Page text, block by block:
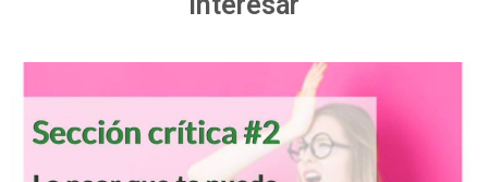
PD. Mando correos dos veces al mes para
ponerte al día, sacar algún tema a debate o
hablarte de algún proyecto.
No soy afiliada de las ONG ni hago
espameo